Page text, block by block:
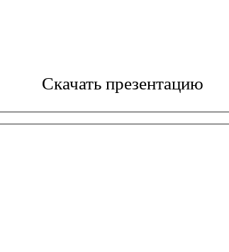
Скачать презентацию